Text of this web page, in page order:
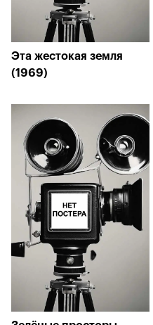
Эта жестокая земля
(1969)